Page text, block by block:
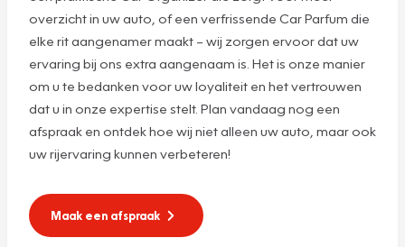
overzicht in uw auto, of een verfrissende Car Parfum die
elke rit aangenamer maakt – wij zorgen ervoor dat uw
ervaring bij ons extra aangenaam is. Het is onze manier
om u te bedanken voor uw loyaliteit en het vertrouwen
dat u in onze expertise stelt. Plan vandaag nog een
afspraak en ontdek hoe wij niet alleen uw auto, maar ook
uw rijervaring kunnen verbeteren!
Maak een afspraak